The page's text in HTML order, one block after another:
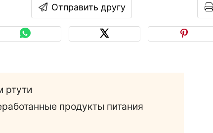
Отправить другу
ртути
продукты питания